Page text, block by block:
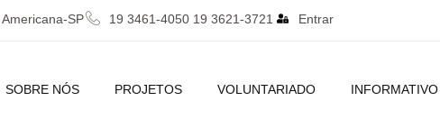
SP 19 3461-4050 19 3621-3721 Entrar
SOBRE NÓS PROJETOS VOLUNTARIADO INFORMATIVO